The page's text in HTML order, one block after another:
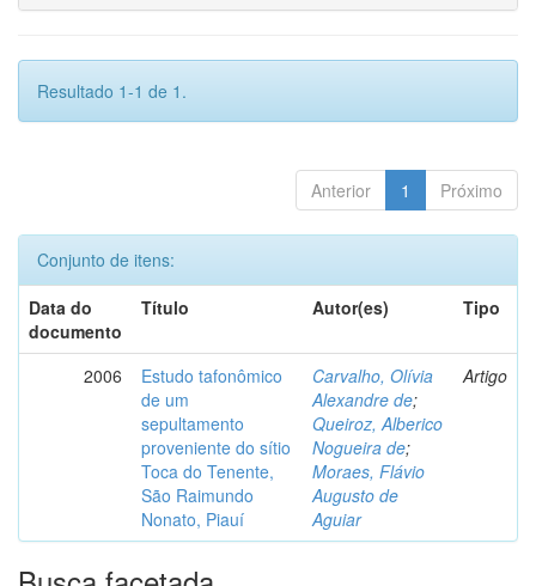
Resultado 1-1 de 1.
Anterior 1 Próximo
Conjunto de itens:
Data do
documento
Título Autor(es) Tipo
2006
Estudo tafonômico
de um
sepultamento
proveniente do sítio
Toca do Tenente,
São Raimundo
Nonato, Piauí
Carvalho, Olívia
Alexandre de;
Queiroz, Alberico
Nogueira de;
Moraes, Flávio
Augusto de
Aguiar
Artigo